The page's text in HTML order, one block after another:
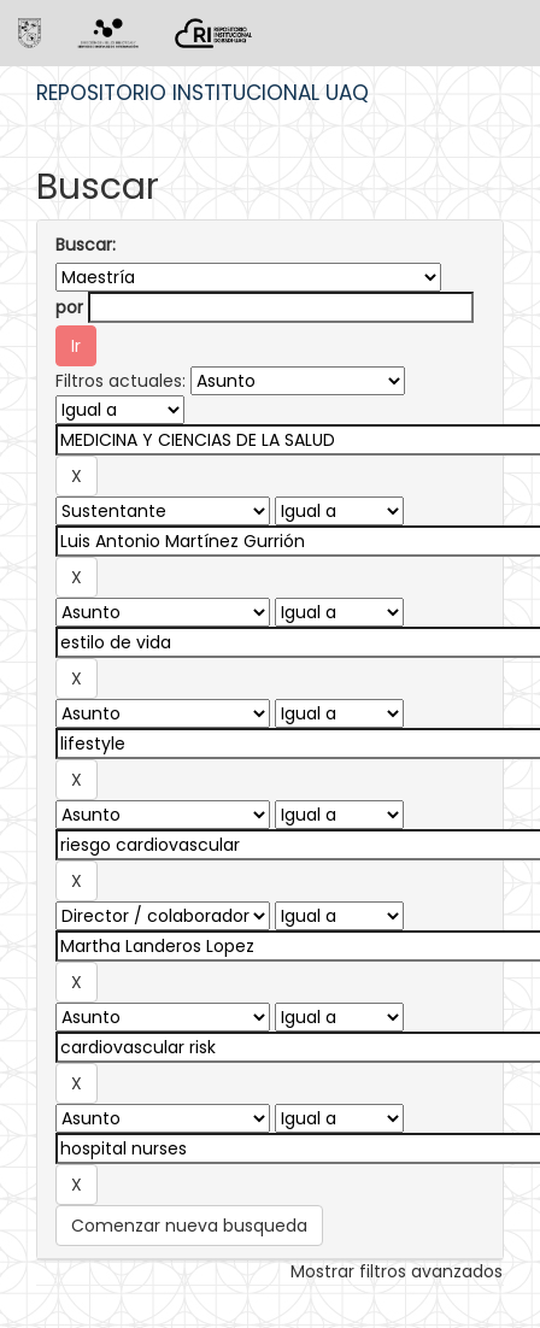
REPOSITORIO INSTITUCIONAL UAQ
Buscar
Buscar:
por
Filtros actuales:
Comenzar nueva busqueda
Mostrar filtros avanzados